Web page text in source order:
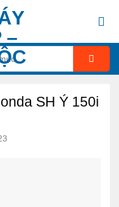
SH Ý 150i